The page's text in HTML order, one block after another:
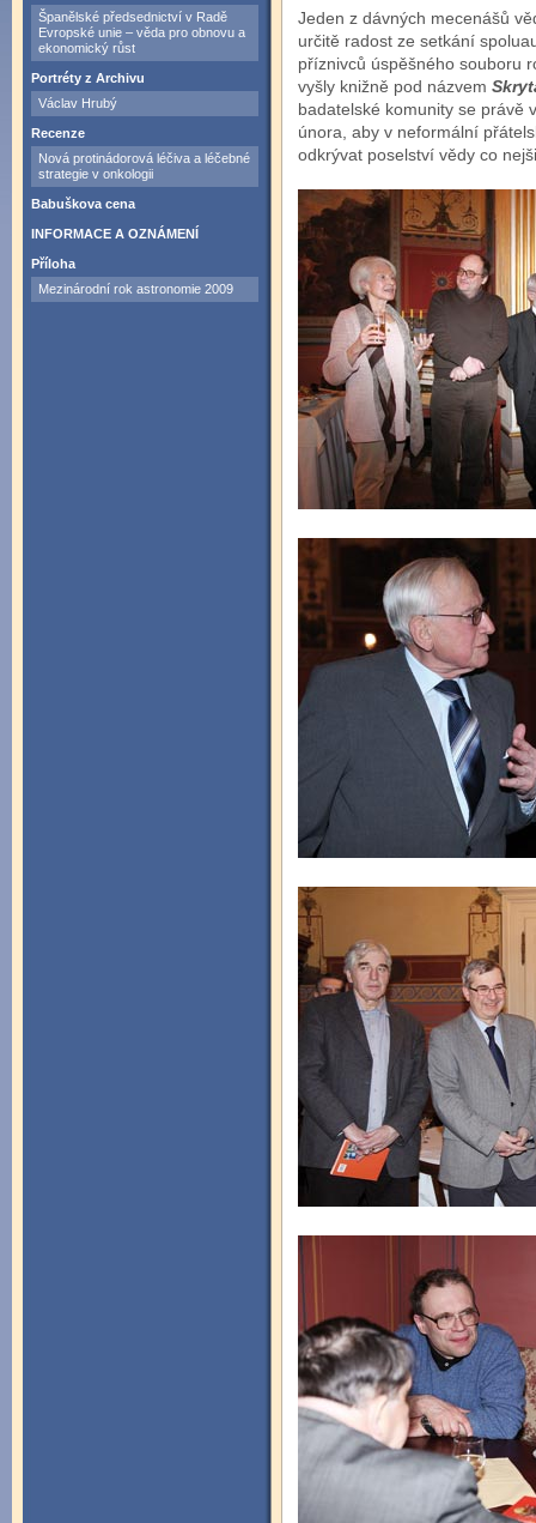
Španělské předsednictví v Radě
Evropské unie – věda pro obnovu a
ekonomický růst
Portréty z Archivu
Václav Hrubý
Recenze
Nová protinádorová léčiva a léčebné
strategie v onkologii
Babuškova cena
INFORMACE A OZNÁMENÍ
Příloha
Mezinárodní rok astronomie 2009
Jeden z dávných mecenášů
určitě radost ze setkání
příznivců úspěšného souboru
vyšly knižně pod názvem
badatelské komunity se právě
února, aby v neformální
odkrývat poselství vědy co